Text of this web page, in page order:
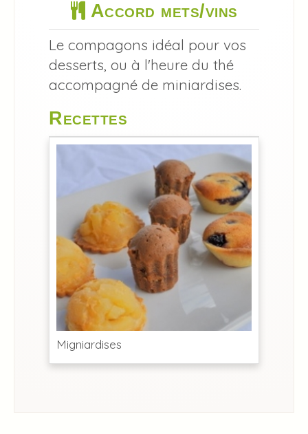
Accord mets/vins
Le compagons idéal pour vos
desserts, ou à l'heure du thé
accompagné de miniardises.
Recettes
Migniardises